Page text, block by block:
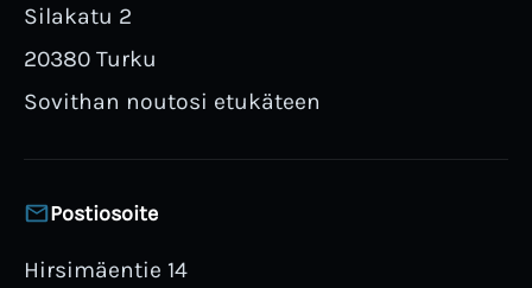
Silakatu 2
20380 Turku
Sovithan noutosi etukäteen
Postiosoite
Hirsimäentie 14